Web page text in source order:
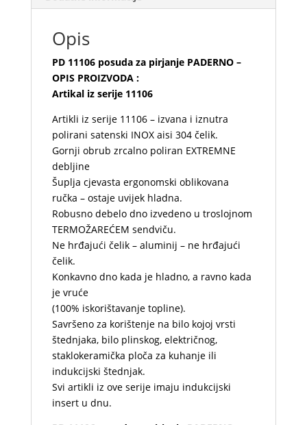
Opis
PD 11106 posuda za pirjanje PADERNO –
OPIS PROIZVODA :
Artikal iz serije 11106
Artikli iz serije 11106 – izvana i iznutra
polirani satenski INOX aisi 304 čelik.
Gornji obrub zrcalno poliran EXTREMNE
debljine
Šuplja cjevasta ergonomski oblikovana
ručka – ostaje uvijek hladna.
Robusno debelo dno izvedeno u troslojnom
TERMOŽAREĆEM sendviču.
Ne hrđajući čelik – aluminij – ne hrđajući
čelik.
Konkavno dno kada je hladno, a ravno kada
je vruće
(100% iskorištavanje topline).
Savršeno za korištenje na bilo kojoj vrsti
štednjaka, bilo plinskog, električnog,
staklokeramička ploča za kuhanje ili
indukcijski štednjak.
Svi artikli iz ove serije imaju indukcijski
insert u dnu.